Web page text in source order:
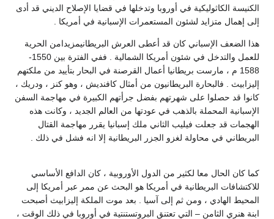
الكنيسة الكاثوليكية في أوروبا وتدخلها في قضايا الإصلاح الديني قد أدى
إلى إهمال متزايد لشئون المستعمرات الإسبانية في أمريكا .
هذا الضعف الإسباني كان قد أعطى العرش البريطانيمزيدامن الحرية
للعمل والتدخل في شئون أمريكا الشمالية . ففي الفترة بين 1550-
1588 م ، مارست بريطانيا أعمال القرصنة في البحار بتأييد من ملكتهم
إليزابيث . فالبحارة البريطانيون من أمثال كافنديش ، وهو كنز ، ودريك ،
كانوا قد حصلوا على شهرتهم بفضل جرأتهم الكبيرة في مهاجمة السفن
الإسبانية المحملة بالذهب في عودتها من العالم الجديد ، وكانت هذه
الهجمات قد جعلت فيليب الثاني ملك إسبانيا يقرر مهاجمة القتال
البريطاني في محاولة لغزو الجزر البريطانية إلا انه فشل في ذلك .
كما كان الحال معا لكثير من الدول الأوروبية ، كان الدافع الأساسي
للاكتشافات البريطانية في أمريكا هو البحث عن ممر عبر أمريكا إلى
المحيط الهادي ، ومن ثم إلى آسيا . بعد موت الملكة إليزابيث أصبحت
ابنة هنري الثامن – التي تعتنق البروتستنتية في أوروبا في ذلك الوقت ،